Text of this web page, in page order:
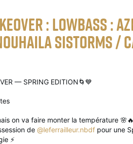
: Lowbass :
Sistorms /
— SPRING EDITION🌀💙
on va faire monter la température 🌸🔥
de@leferrailleur.nbdf pour une
⚡